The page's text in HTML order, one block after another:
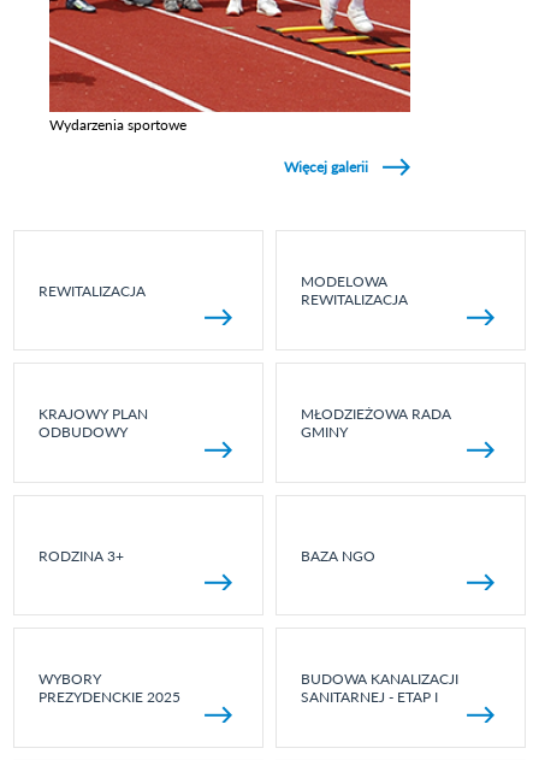
Wydarzenia sportowe
Więcej galerii
REWITALIZACJA
MODELOWA
REWITALIZACJA
KRAJOWY PLAN
ODBUDOWY
MŁODZIEŻOWA RADA
GMINY
RODZINA 3+ BAZA NGO
WYBORY
PREZYDENCKIE 2025
BUDOWA KANALIZACJI
SANITARNEJ - ETAP I